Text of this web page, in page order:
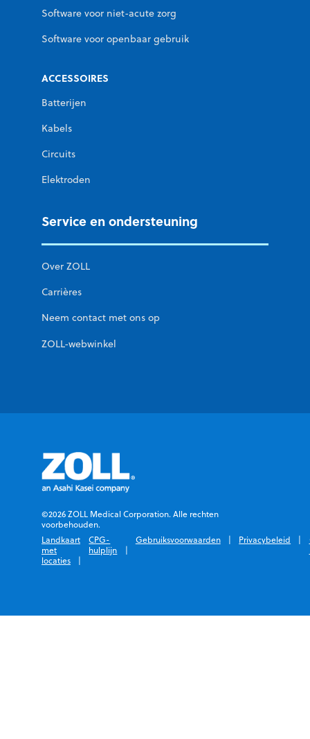
Software voor niet-acute zorg
Software voor openbaar gebruik
ACCESSOIRES
Batterijen
Kabels
Circuits
Elektroden
Service en ondersteuning
Over ZOLL
Carrières
Neem contact met ons op
ZOLL-webwinkel
©2026 ZOLL Medical Corporation. Alle rechten
voorbehouden.
Landkaart
met
locaties
CPG-
hulplijn
Gebruiksvoorwaarden Privacybeleid